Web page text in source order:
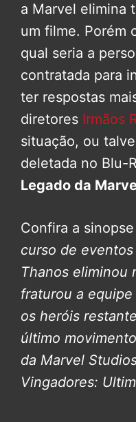
a Marvel elimina
um filme. Porém
qual seria a
contratada para
ter respostas
diretores Irmãos
situação, ou
deletada no Blu-
Legado da
Confira a
curso de
Thanos eliminou
fraturou a
os heróis
último
da Marvel
Vingadores: